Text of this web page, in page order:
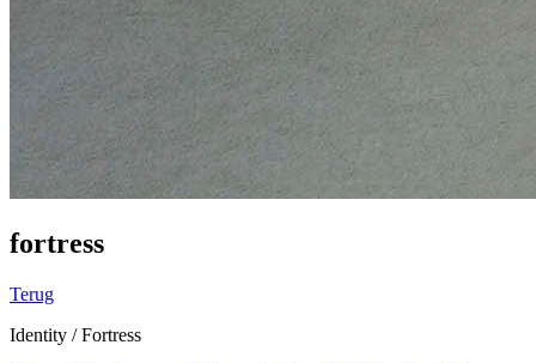
fortress
Terug
Identity / Fortress